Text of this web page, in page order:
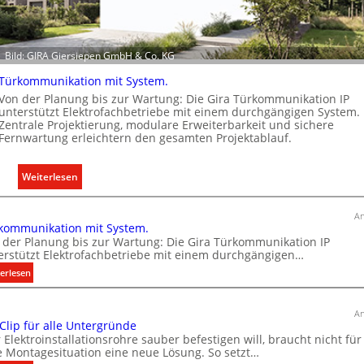
e
k
t
r
o
o
b
i
t
t
i
n
I
m
Bild: GIRA Giersiepen GmbH & Co. KG
mit System.
der Planung bis zur Wartung: Die Gira Türkommunikation IP
Elektrofachbetriebe mit einem durchgängigen System.
Projektierung, modulare Erweiterbarkeit und sichere
erleichtern den gesamten Projektablauf.
Weiterlesen
T
r
k
o
n
i
mit System.
der Planung bis zur Wartung: Die Gira Türkommunikation IP
Elektrofachbetriebe mit einem durchgängigen…
:
T
k
o
für alle Untergründe
Elektroinstallationsrohre sauber befestigen will, braucht nicht für
Montagesituation eine neue Lösung. So setzt…